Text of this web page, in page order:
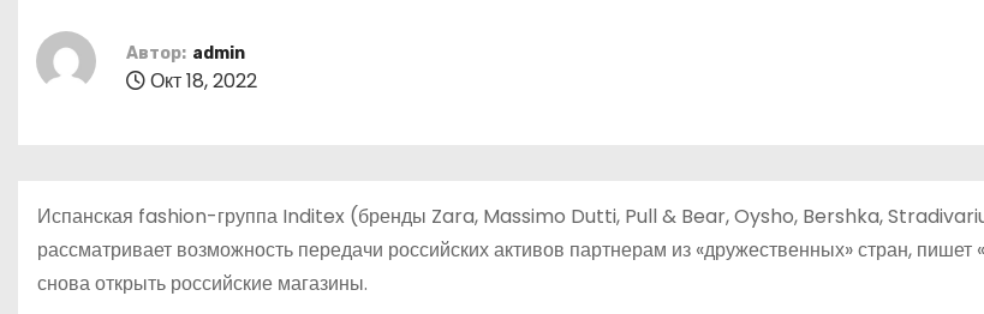
Автор: admin
Окт 18, 2022
Испанская fashion-группа Inditex (бренды Zara, Massimo Dutti, Pull & Bear, Oysho, Bershka,
рассматривает возможность передачи российских активов партнерам из «дружественных» стран, пишет
снова открыть российские магазины.